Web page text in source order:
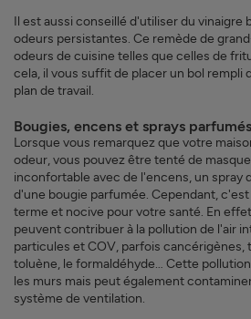
Il est aussi conseillé d'utiliser du vinaigre
odeurs persistantes. Ce remède de
odeurs de cuisine telles que celles de
cela, il vous suffit de placer un bol rempli
plan de travail.
Bougies, encens et sprays
Lorsque vous remarquez que votre
odeur, vous pouvez être tenté de
inconfortable avec de l'encens, un spray
d'une bougie parfumée. Cependant,
terme et nocive pour votre santé. En
peuvent contribuer à la pollution de l'air
particules et COV, parfois cancérigènes,
toluène, le formaldéhyde… Cette
les murs mais peut également
système de ventilation.